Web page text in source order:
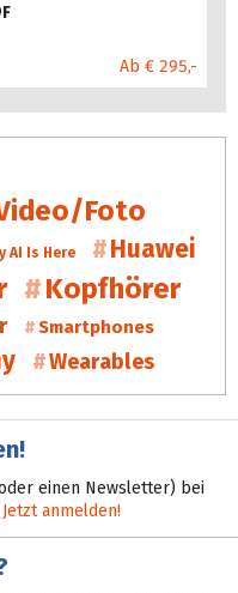
Ab € 295,-
Foto
AI Is Here Huawei
Kopfhörer
Smartphones
Wearables
einen Newsletter) bei
Jetzt anmelden!